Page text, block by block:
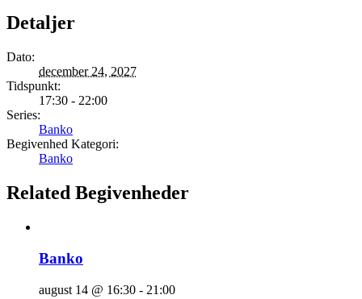
Detaljer
Dato:
december 24, 2027
Tidspunkt:
17:30 - 22:00
Series:
Banko
Begivenhed Kategori:
Banko
Related Begivenheder
Banko
august 14 @ 16:30 - 21:00